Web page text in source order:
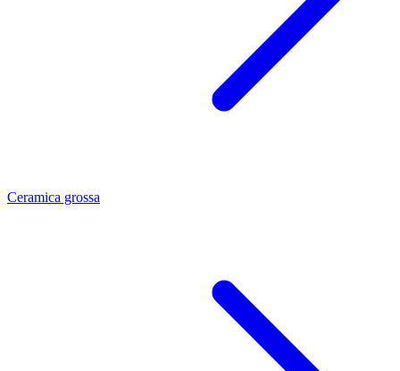
Ceramica grossa